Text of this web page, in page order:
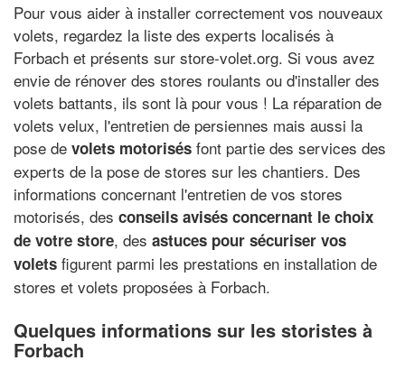
Pour vous aider à installer correctement vos nouveaux
volets, regardez la liste des experts localisés à
Forbach et présents sur store-volet.org. Si vous avez
envie de rénover des stores roulants ou d'installer des
volets battants, ils sont là pour vous ! La réparation de
volets velux, l'entretien de persiennes mais aussi la
pose de volets motorisés font partie des services des
experts de la pose de stores sur les chantiers. Des
informations concernant l'entretien de vos stores
motorisés, des conseils avisés concernant le choix
de votre store, des astuces pour sécuriser vos
volets figurent parmi les prestations en installation de
stores et volets proposées à Forbach.
Quelques informations sur les storistes à
Forbach